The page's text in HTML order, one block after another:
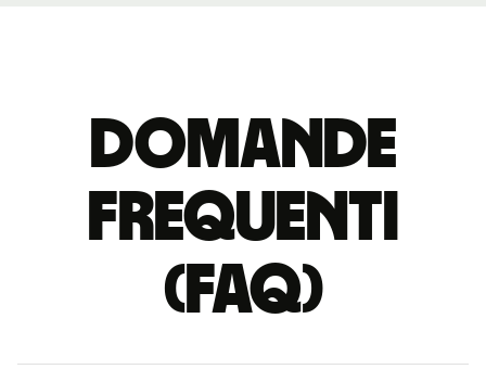
Domande
Frequenti
(FAQ)